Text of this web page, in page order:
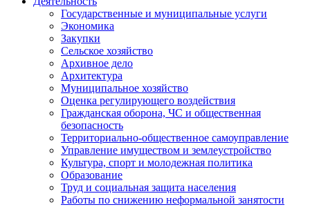
Государственные и муниципальные услуги
Экономика
Закупки
Сельское хозяйство
Архивное дело
Архитектура
Муниципальное хозяйство
Оценка регулирующего воздействия
Гражданская оборона, ЧС и общественная
безопасность
Территориально-общественное самоуправление
Управление имуществом и землеустройство
Культура, спорт и молодежная политика
Образование
Труд и социальная защита населения
Работы по снижению неформальной занятости